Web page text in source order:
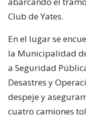
Club de Yates.
En el lugar se
la Municipalidad
a Seguridad
Desastres y
despeje y
cuatro camiones